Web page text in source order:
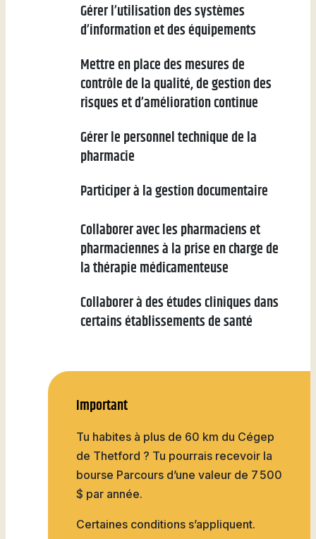
Gérer l’utilisation des systèmes
d’information et des équipements
Mettre en place des mesures de
contrôle de la qualité, de gestion des
risques et d’amélioration continue
Gérer le personnel technique de la
pharmacie
Participer à la gestion documentaire
Collaborer avec les pharmaciens et
pharmaciennes à la prise en charge de
la thérapie médicamenteuse
Collaborer à des études cliniques dans
certains établissements de santé
Important
Tu habites à plus de 60 km du Cégep
de Thetford ? Tu pourrais recevoir la
bourse Parcours d’une valeur de 7 500
$ par année.
Certaines conditions s’appliquent.